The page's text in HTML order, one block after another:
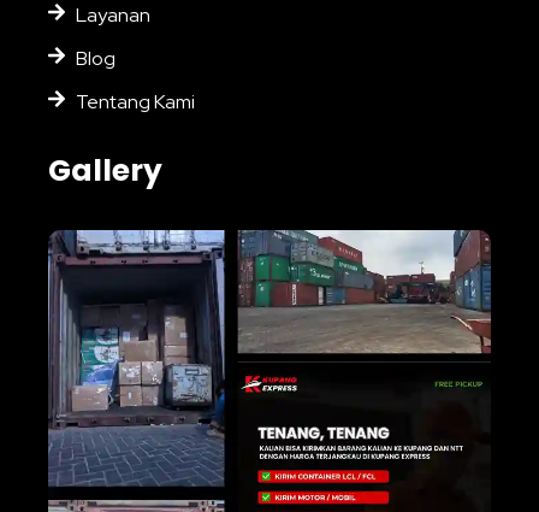
Layanan
Blog
Tentang Kami
Gallery